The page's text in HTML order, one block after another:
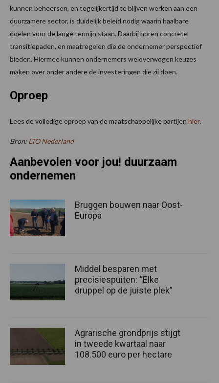
kunnen beheersen, en tegelijkertijd te blijven werken aan een
duurzamere sector, is duidelijk beleid nodig waarin haalbare
doelen voor de lange termijn staan. Daarbij horen concrete
transitiepaden, en maatregelen die de ondernemer perspectief
bieden. Hiermee kunnen ondernemers weloverwogen keuzes
maken over onder andere de investeringen die zij doen.
Oproep
Lees de volledige oproep van de maatschappelijke partijen hier.
Bron: LTO Nederland
Aanbevolen voor jou! duurzaam
ondernemen
Bruggen bouwen naar Oost-
Europa
Middel besparen met
precisiespuiten: “Elke
druppel op de juiste plek”
Agrarische grondprijs stijgt
in tweede kwartaal naar
108.500 euro per hectare